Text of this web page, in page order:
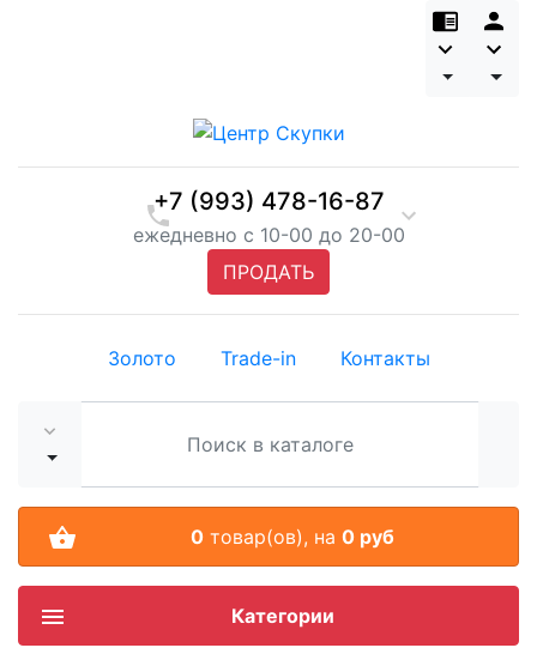
+7 (993) 478-16-87
ежедневно с 10-00 до 20-00
ПРОДАТЬ
Золото Trade-in Контакты
0 товар(ов), на 0 руб
Категории